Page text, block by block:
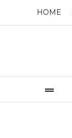
HOME